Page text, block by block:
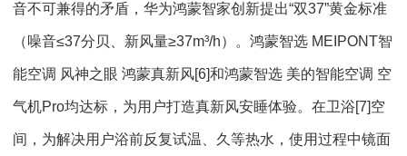
音不可兼得的矛盾，华为鸿蒙智家创新提出“双37”黄金标准
（噪音≤37分贝、新风量≥37m³/h）。鸿蒙智选 MEIPONT智
能空调 风神之眼 鸿蒙真新风[6]和鸿蒙智选 美的智能空调 空
气机Pro均达标，为用户打造真新风安睡体验。在卫浴[7]空
间，为解决用户浴前反复试温、久等热水，使用过程中镜面